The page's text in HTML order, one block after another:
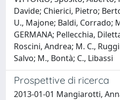
Davide; Chierici, Pietro;
U., Majone; Baldi, Corrado;
GERMANA; Pellecchia,
Roscini, Andrea; M. C.,
Salvo; M., Bontà; C., Libassi
Prospettive di ricerca
2013-01-01 Mangiarotti,